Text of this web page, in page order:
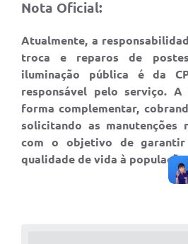
Nota Oficial:
Atualmente, a
troca e reparos de
iluminação pública é da
responsável pelo serviço.
forma complementar,
solicitando as manutenções
com o objetivo de garantir
qualidade de vida à população.